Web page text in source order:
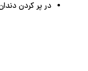
در پر کردن